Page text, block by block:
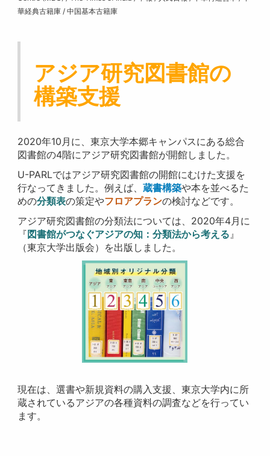
華経典古籍庫 / 中国基本古籍庫
アジア研究図書館の
構築支援
2020年10月に、東京大学本郷キャンパスにある総合
図書館の4階にアジア研究図書館が開館しました。
U-PARLではアジア研究図書館の開館にむけた支援を
行なってきました。例えば、蔵書構築や本を並べるた
めの分類表の策定やフロアプランの検討などです。
アジア研究図書館の分類法については、2020年4月に
『図書館がつなぐアジアの知：分類法から考える 』
（東京大学出版会）を出版しました。
現在は、選書や新規資料の購入支援、東京大学内に所
蔵されているアジアの各種資料の調査などを行ってい
ます。